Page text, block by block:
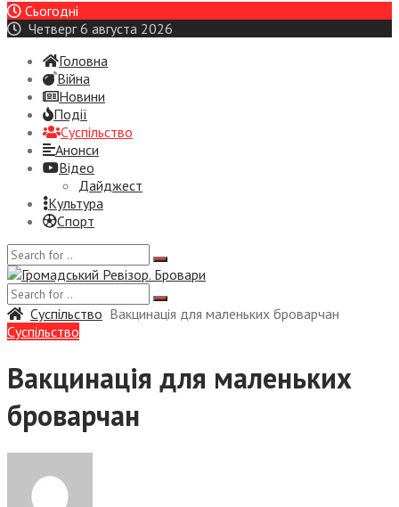
Сьогодні
Четверг 6 августа 2026
Головна
Війна
Новини
Події
Суспiльство
Анонси
Відео
Дайджест
Культура
Спорт
Суспiльство Вакцинація для маленьких броварчан
Суспiльство
Вакцинація для маленьких
броварчан